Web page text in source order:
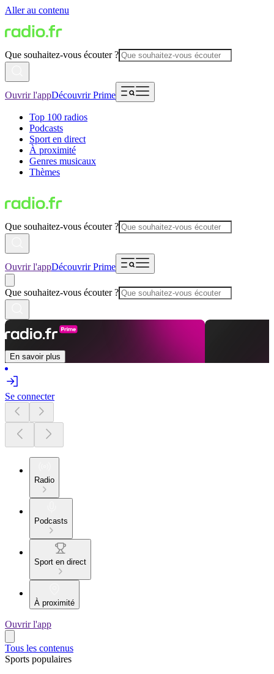
Aller au contenu
Que souhaitez-vous écouter ?
Ouvrir l'appDécouvrir Prime
Top 100 radios
Podcasts
Sport en direct
À proximité
Genres musicaux
Thèmes
Que souhaitez-vous écouter ?
Ouvrir l'appDécouvrir Prime
Que souhaitez-vous écouter ?
En savoir plus
Se connecter
Radio
Podcasts
Sport en direct
À proximité
Ouvrir l'app
Tous les contenus
Sports populaires